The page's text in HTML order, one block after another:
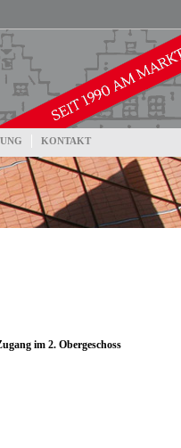
KONTAKT
im 2. Obergeschoss